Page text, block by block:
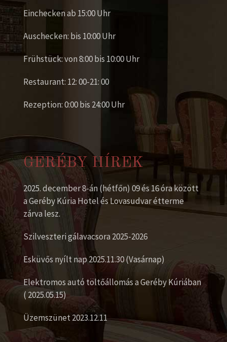
Einchecken ab 15:00 Uhr
Auschecken: bis 10:00 Uhr
Frühstück: von 8:00 bis 10:00 Uhr
Restaurant: 12: 00-21: 00
Rezeption: 0:00 bis 24:00 Uhr
GERÉBY HÍREK
2025. december 8-án (hétfőn) 09 és 16 óra között
a Geréby Kúria Hotel és Lovasudvar étterme
zárva lesz.
Szilveszteri gálavacsora 2025-2026
Esküvős nyílt nap 2025.11.30 (Vasárnap)
Elektromos autó töltőállomás a Geréby Kúriában
( 2025.05.15)
Üzemszünet 2023.12.11